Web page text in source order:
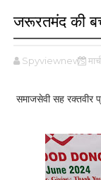
जरूरतमंद की
Spyviewnews
समाजसेवी सह रक्तवीर